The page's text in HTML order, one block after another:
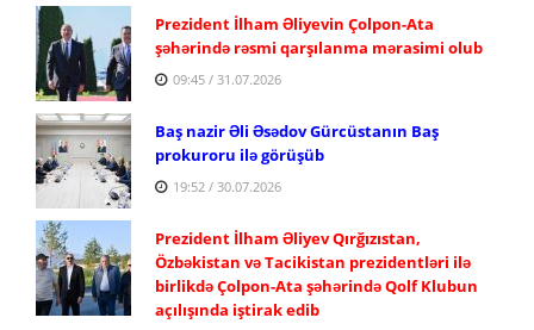
Prezident İlham Əliyevin Çolpon-Ata
şəhərində rəsmi qarşılanma mərasimi olub
09:45 / 31.07.2026
Baş nazir Əli Əsədov Gürcüstanın Baş
prokuroru ilə görüşüb
19:52 / 30.07.2026
Prezident İlham Əliyev Qırğızıstan,
Özbəkistan və Tacikistan prezidentləri ilə
birlikdə Çolpon-Ata şəhərində Qolf Klubun
açılışında iştirak edib